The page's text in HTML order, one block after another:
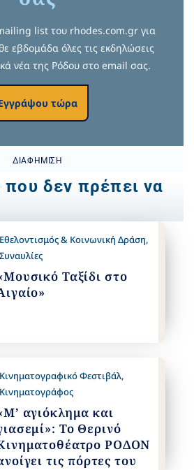
list του rhodes.com.gr για
εβδομάδα όλες τις εκδηλώσεις
νέα της Ρόδου στο email σας.
τώρα
ΔΙΑΦΉΜΙΣΗ
δεν πρέπει να
Εθελοντισμός & Κοινωνική Δράση,
Συναυλίες
Ταξίδι στο
Κινηματογραφικό Φεστιβάλ,
Κινηματογράφος
αγιόκλημα και
Το Θερινό
ΡΟΔΟΝ
τις πόρτες του